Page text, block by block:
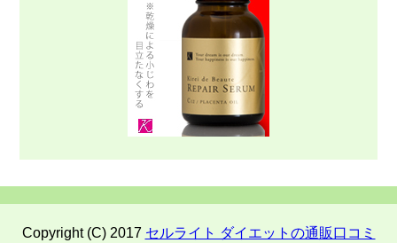
Copyright (C) 2017 セルライト ダイエットの通販口コミ